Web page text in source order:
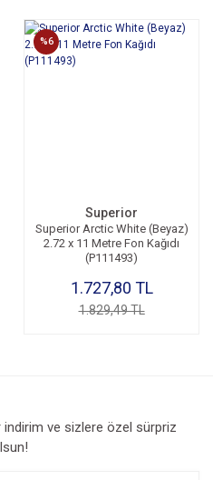
%6
Superior
Superior Arctic White (Beyaz)
2.72 x 11 Metre Fon Kağıdı
(P111493)
1.727,80 TL
1.829,49 TL
indirim ve sizlere özel sürpriz